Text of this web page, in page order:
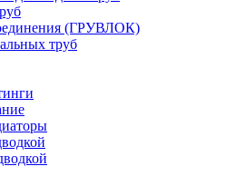
(ГРУВЛОК)
труб